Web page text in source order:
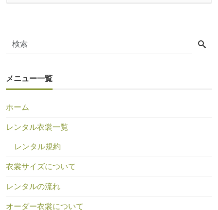
メニュー一覧
ホーム
レンタル衣裳一覧
レンタル規約
衣裳サイズについて
レンタルの流れ
オーダー衣裳について